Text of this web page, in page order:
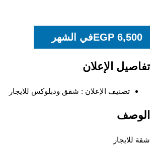
EGP 6,500 في الشهر
تفاصيل الإعلان
تصنيف الإعلان : شقق ودبلوكس للايجار
الوصف
شقة للايجار